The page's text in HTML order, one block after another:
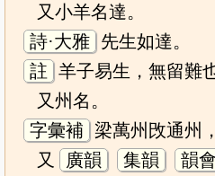
又小羊名達。
詩·大雅 先生如達。
註 羊子易生，無留難
又州名。
字彙補 梁萬州攺通州
又
廣韻 集韻 韻會